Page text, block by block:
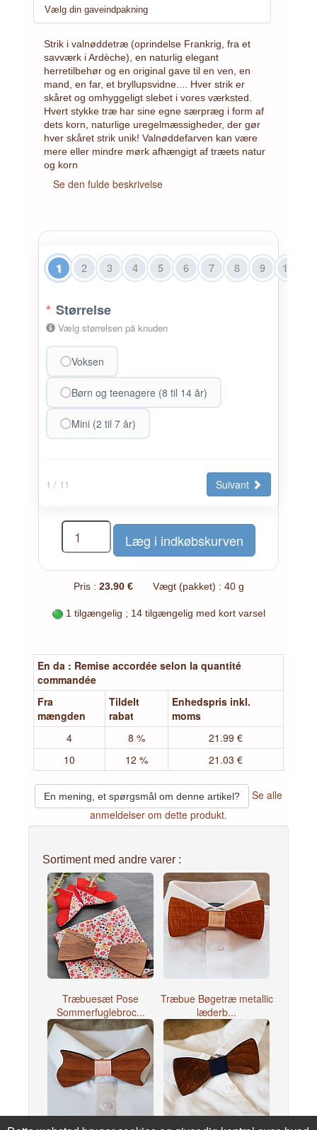
Vælg din gaveindpakning
Strik i valnøddetræ (oprindelse Frankrig, fra et
savværk i Ardèche), en naturlig elegant
herretilbehør og en original gave til en ven, en
mand, en far, et bryllupsvidne.... Hver strik er
skåret og omhyggeligt slebet i vores værksted.
Hvert stykke træ har sine egne særpræg i form af
dets korn, naturlige uregelmæssigheder, der gør
hver skåret strik unik! Valnøddefarven kan være
mere eller mindre mørk afhængigt af træets natur
og korn
Se den fulde beskrivelse
1 2 3 4 5 6 7 8 9 10
* Størrelse
Vælg størrelsen på knuden
Voksen
Børn og teenagere (8 til 14 år)
Mini (2 til 7 år)
1 / 11 Suivant
Pris : 23.90 € Vægt (pakket) : 40 g
1 tilgængelig ; 14 tilgængelig med kort varsel
En da : Remise accordée selon la quantité
commandée
Fra
mængden
Tildelt
rabat
Enhedspris inkl.
moms
4
8 %
21.99 €
10
12 % 21.03 €
En mening, et spørgsmål om denne artikel?
Se alle
anmeldelser om dette produkt.
Sortiment med andre varer :
Træbuesæt Pose
Sommerfuglebroc...
Træbue Bøgetræ metallic
læderb...